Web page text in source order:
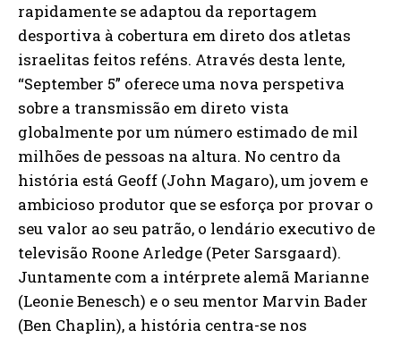
rapidamente se adaptou da reportagem
desportiva à cobertura em direto dos atletas
israelitas feitos reféns. Através desta lente,
“September 5” oferece uma nova perspetiva
sobre a transmissão em direto vista
globalmente por um número estimado de mil
milhões de pessoas na altura. No centro da
história está Geoff (John Magaro), um jovem e
ambicioso produtor que se esforça por provar o
seu valor ao seu patrão, o lendário executivo de
televisão Roone Arledge (Peter Sarsgaard).
Juntamente com a intérprete alemã Marianne
(Leonie Benesch) e o seu mentor Marvin Bader
(Ben Chaplin), a história centra-se nos